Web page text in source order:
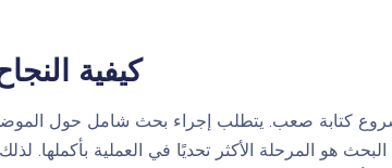
كيفية
كتابة صعب. يتطلب إجراء بحث شامل حول
هو المرحلة الأكثر تحديًا في العملية بأكملها.